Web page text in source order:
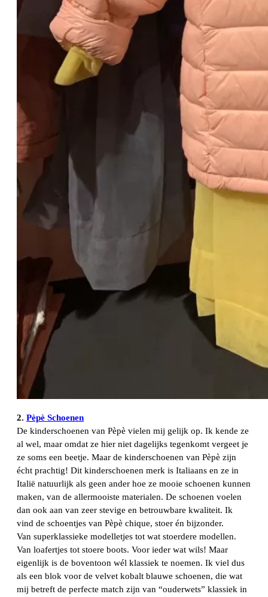
2. Pèpè Schoenen
De kinderschoenen van Pèpè vielen mij gelijk op. Ik kende ze
al wel, maar omdat ze hier niet dagelijks tegenkomt vergeet je
ze soms een beetje. Maar de kinderschoenen van Pèpè zijn
écht prachtig! Dit kinderschoenen merk is Italiaans en ze in
Italië natuurlijk als geen ander hoe ze mooie schoenen kunnen
maken, van de allermooiste materialen. De schoenen voelen
dan ook aan van zeer stevige en betrouwbare kwaliteit. Ik
vind de schoentjes van Pèpè chique, stoer én bijzonder.
Van superklassieke modelletjes tot wat stoerdere modellen.
Van loafertjes tot stoere boots. Voor ieder wat wils! Maar
eigenlijk is de boventoon wél klassiek te noemen. Ik viel dus
als een blok voor de velvet kobalt blauwe schoenen, die wat
mij betreft de perfecte match zijn van “ouderwets” klassiek in